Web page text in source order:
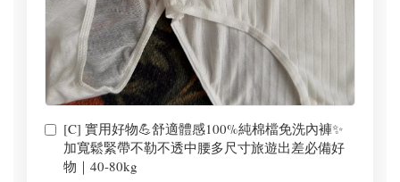
[C] 實用好物💪舒適體感100%純棉檔免洗內褲✨
加寬鬆緊帶不勒不透中腰多尺寸旅遊出差必備好
物｜40-80kg